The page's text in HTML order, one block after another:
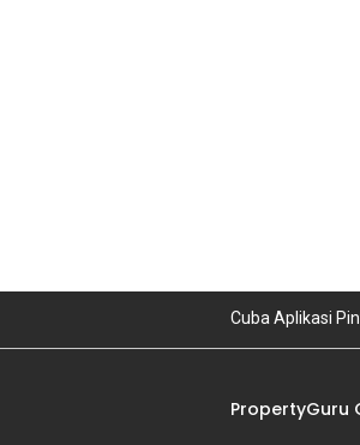
Cuba Aplikasi
PropertyGuru